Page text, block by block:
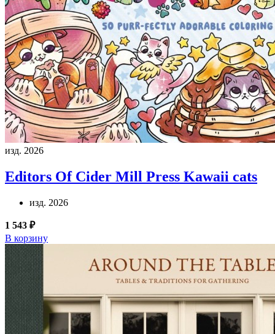
изд. 2026
Editors Of Cider Mill Press Kawaii cats
изд. 2026
1 543 ₽
В корзину